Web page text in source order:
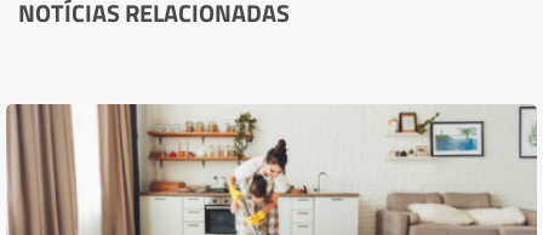
NOTÍCIAS RELACIONADAS